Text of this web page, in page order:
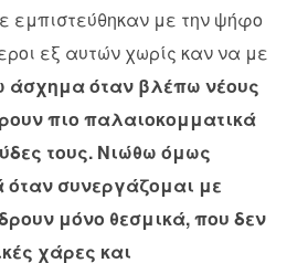
εμπιστεύθηκαν με την ψήφο
εξ αυτών χωρίς καν να με
άσχημα όταν βλέπω νέους
πιο παλαιοκομματικά
τους. Nιώθω όμως
όταν συνεργάζομαι με
μόνο θεσμικά, που δεν
χάρες και